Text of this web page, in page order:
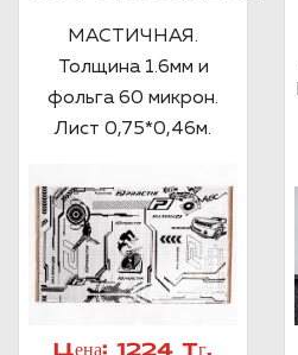
МАСТИЧНАЯ.
Толщина 1.6мм и
фольга 60 микрон.
Лист 0,75*0,46м.
Цена: 1224 Тг.